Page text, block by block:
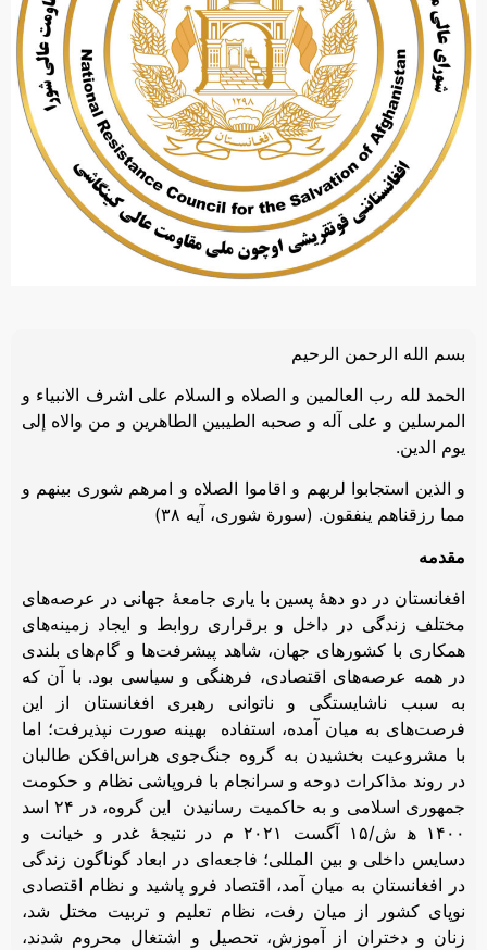
بسم الله الرحمن الرحیم
الحمد لله رب العالمین و الصلاه و السلام علی اشرف الانبیاء و
المرسلین و علی آله و صحبه الطیبین الطاهرین و من والاه إلی
یوم الدین.
و الذین استجابوا لربهم و اقاموا الصلاه و امرهم شوری بینهم و
مما رزقناهم ینفقون. (سورة شوری، آیه ۳۸)
مقدمه
افغانستان در دو دهۀ پسین با یاری جامعۀ جهانی در عرصه‌های
مختلف زندگی در داخل و برقراری روابط و ایجاد زمینه‌های
همکاری با کشورهای جهان، شاهد پیشرفت‌ها و گام‌های بلندی
در همه عرصه‌های اقتصادی، فرهنگی و سیاسی بود. با آن که
به سبب ناشایستگی و ناتوانی رهبری افغانستان از این
فرصت‌های به میان آمده، استفاده بهینه صورت نپذیرفت؛ اما
با مشروعیت بخشیدن به گروه جنگ‌جوی هراس‌افکن طالبان
در روند مذاکرات دوحه و سرانجام با فروپاشی نظام و حکومت
جمهوری اسلامی و به حاکمیت رسانیدن این گروه، در ۲۴ اسد
۱۴۰۰ ﮬ ش/۱۵ آگست ۲۰۲۱ م در نتیجۀ غدر و خیانت و
دسایس داخلی و بین المللی؛ فاجعه‌ای در ابعاد گونا‌گون زندگی
در افغانستان به میان آمد، اقتصاد فرو پاشید و نظام اقتصادی
نوپای کشور از میان رفت، نظام تعلیم و تربیت مختل شد،
زنان و دختران از آموزش، تحصیل و اشتغال محروم شدند،